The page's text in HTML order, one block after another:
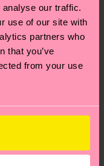
our traffic.
use of our site with
partners who
that you’ve
from your use
orgánico,
Visita
para ver las